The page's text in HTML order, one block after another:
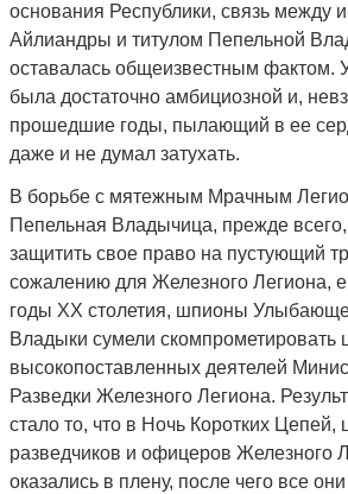
основания Республики, связь между
Айлиандры и титулом Пепельной
оставалась общеизвестным фактом.
была достаточно амбициозной и,
прошедшие годы, пылающий в ее
даже и не думал затухать.
В борьбе с мятежным Мрачным
Пепельная Владычица, прежде всего,
защитить свое право на пустующий
сожалению для Железного Легиона,
годы ХХ столетия, шпионы
Владыки сумели скомпрометировать
высокопоставленных деятелей
Разведки Железного Легиона.
стало то, что в Ночь Коротких Цепей,
разведчиков и офицеров Железного
оказались в плену, после чего все